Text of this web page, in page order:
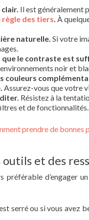
Il est généralement
règle des tiers. À
naturelle. Si votre
que le contraste est
noir et
couleurs
Assurez-vous que votre
Résistez à la
et de
prendre de bonnes
outils et des
préférable d’engager
serré ou si vous avez